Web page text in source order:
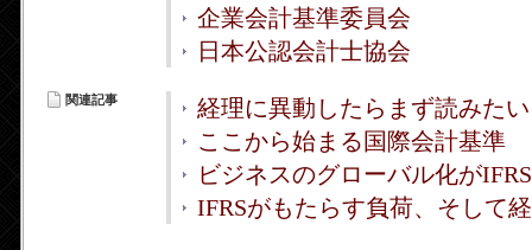
企業会計基準委員会
日本公認会計士協会
関連記事
経理に異動したらまず読みた
ここから始まる国際会計基準
ビジネスのグローバル化が
IFRSがもたらす負荷、そして